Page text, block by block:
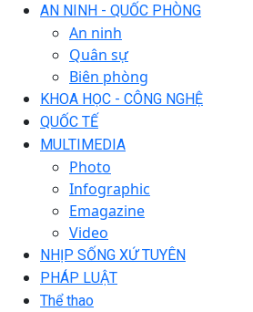
AN NINH - QUỐC PHÒNG
An ninh
Quân sự
Biên phòng
KHOA HỌC - CÔNG NGHỆ
QUỐC TẾ
MULTIMEDIA
Photo
Infographic
Emagazine
Video
NHỊP SỐNG XỨ TUYÊN
PHÁP LUẬT
Thể thao